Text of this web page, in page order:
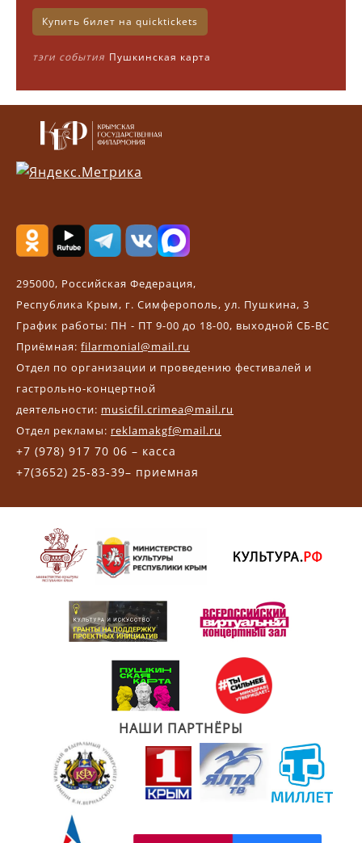
Купить билет на quicktickets
тэги события Пушкинская карта
295000, Российская Федерация,
Республика Крым, г. Симферополь, ул. Пушкина, 3
График работы: ПН - ПТ 9-00 до 18-00, выходной СБ-ВС
Приёмная: filarmonial@mail.ru
Отдел по организации и проведению фестивалей и
гастрольно-концертной
деятельности: musicfil.crimea@mail.ru
Отдел рекламы: reklamakgf@mail.ru
+7 (978) 917 70 06 – касса
+7(3652) 25-83-39– приемная
НАШИ ПАРТНЁРЫ